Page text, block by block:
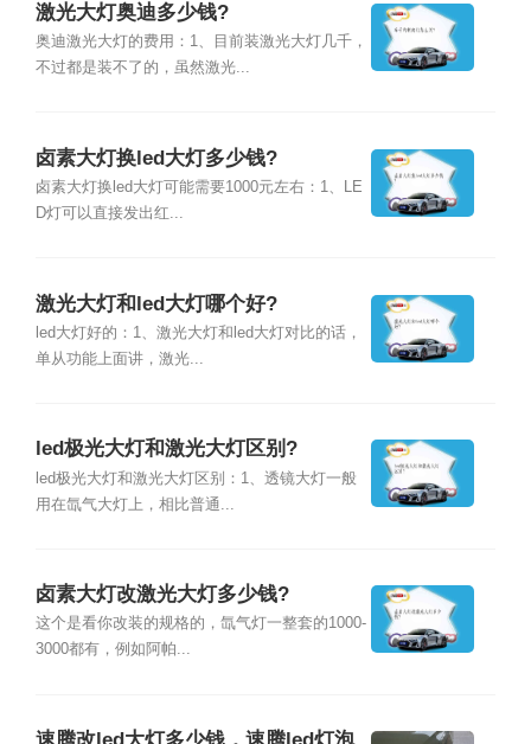
激光大灯奥迪多少钱?
奥迪激光大灯的费用：1、目前装激光大灯几千，
不过都是装不了的，虽然激光...
卤素大灯换led大灯多少钱?
卤素大灯换led大灯可能需要1000元左右：1、LE
D灯可以直接发出红...
激光大灯和led大灯哪个好?
led大灯好的：1、激光大灯和led大灯对比的话，
单从功能上面讲，激光...
led极光大灯和激光大灯区别?
led极光大灯和激光大灯区别：1、透镜大灯一般
用在氙气大灯上，相比普通...
卤素大灯改激光大灯多少钱?
这个是看你改装的规格的，氙气灯一整套的1000-
3000都有，例如阿帕...